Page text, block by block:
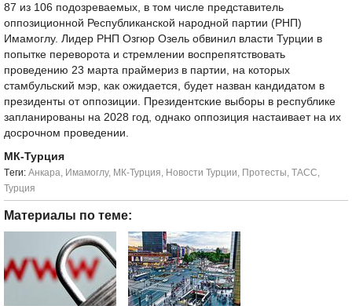
87 из 106 подозреваемых, в том числе представитель
оппозиционной Республиканской народной партии (РНП)
Имамоглу. Лидер РНП Озгюр Озель обвинил власти Турции в
попытке переворота и стремлении воспрепятствовать
проведению 23 марта праймериз в партии, на которых
стамбульский мэр, как ожидается, будет назван кандидатом в
президенты от оппозиции. Президентские выборы в республике
запланированы на 2028 год, однако оппозиция настаивает на их
досрочном проведении.
МК-Турция
Tеги: Анкара, Имамоглу, МК-Турция, Новости Турции, Протесты, ТАСС,
Турция
Материалы по теме: